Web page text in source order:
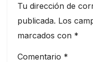
Tu dirección de
publicada. Los
marcados con *
Comentario *